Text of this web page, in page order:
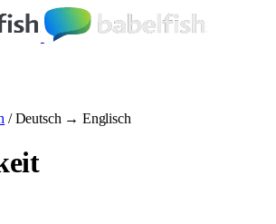
/ Deutsch → Englisch